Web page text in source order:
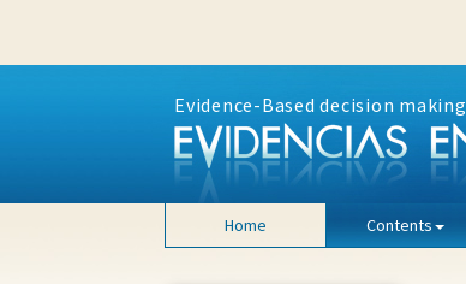
Evidence-Based decision making
Home Contents